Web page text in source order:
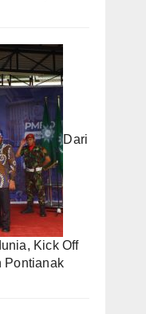
Dari
Kick Off
Pontianak